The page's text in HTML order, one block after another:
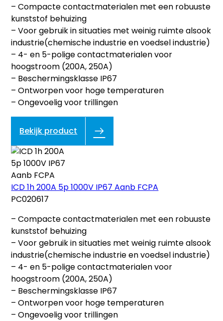
– Compacte contactmaterialen met een robuuste
kunststof behuizing
– Voor gebruik in situaties met weinig ruimte alsook
industrie(chemische industrie en voedsel industrie)
– 4- en 5-polige contactmaterialen voor
hoogstroom (200A, 250A)
– Beschermingsklasse IP67
– Ontworpen voor hoge temperaturen
– Ongevoelig voor trillingen
Bekijk product
ICD 1h 200A 5p 1000V IP67 Aanb FCPA
PC020617
– Compacte contactmaterialen met een robuuste
kunststof behuizing
– Voor gebruik in situaties met weinig ruimte alsook
industrie(chemische industrie en voedsel industrie)
– 4- en 5-polige contactmaterialen voor
hoogstroom (200A, 250A)
– Beschermingsklasse IP67
– Ontworpen voor hoge temperaturen
– Ongevoelig voor trillingen